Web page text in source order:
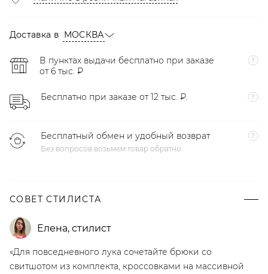
Доставка в МОСКВА
В пунктах выдачи бесплатно при заказе
от 6 тыс. ₽
Бесплатно при заказе от 12 тыс. ₽.
Бесплатный обмен и удобный возврат
Без вопросов возьмем товар обратно
СОВЕТ СТИЛИСТА
Елена, стилист
«Для повседневного лука сочетайте брюки со
свитшотом из комплекта, кроссовками на массивной